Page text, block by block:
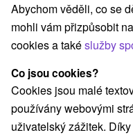
Kategorie
Všechny kategorie
Penzióny(1)
Vyberte lokalitu
Abychom věděli, co se
mohli vám přizpůsobit
cookies a takéslužby
Co jsou cookies?
Cookies jsou malé
používány webovými
uživatelský zážitek.